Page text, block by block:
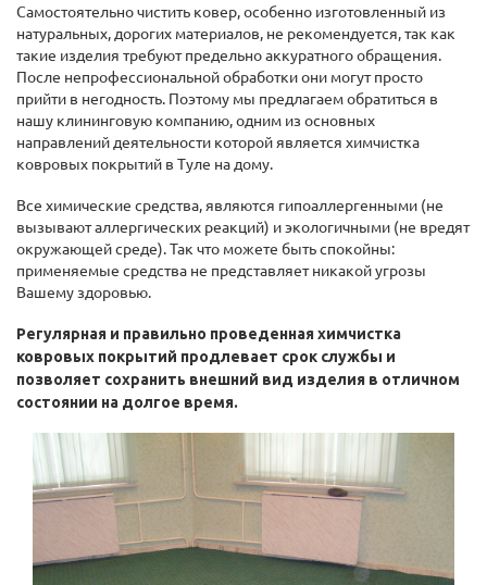
Самостоятельно чистить ковер, особенно изготовленный из
натуральных, дорогих материалов, не рекомендуется, так как
такие изделия требуют предельно аккуратного обращения.
После непрофессиональной обработки они могут просто
прийти в негодность. Поэтому мы предлагаем обратиться в
нашу клининговую компанию, одним из основных
направлений деятельности которой является химчистка
ковровых покрытий в Туле на дому.
Все химические средства, являются гипоаллергенными (не
вызывают аллергических реакций) и экологичными (не вредят
окружающей среде). Так что можете быть спокойны:
применяемые средства не представляет никакой угрозы
Вашему здоровью.
Регулярная и правильно проведенная химчистка
ковровых покрытий продлевает срок службы и
позволяет сохранить внешний вид изделия в отличном
состоянии на долгое время.